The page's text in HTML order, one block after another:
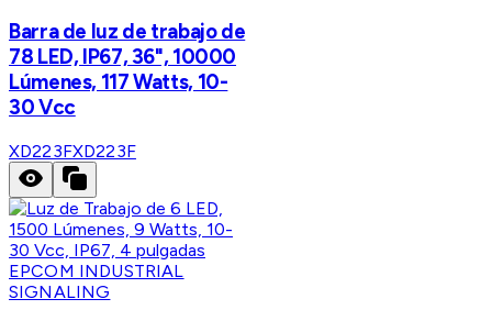
Barra de luz de trabajo de
78 LED, IP67, 36", 10000
Lúmenes, 117 Watts, 10-
30 Vcc
XD223FXD223F
EPCOM INDUSTRIAL
SIGNALING